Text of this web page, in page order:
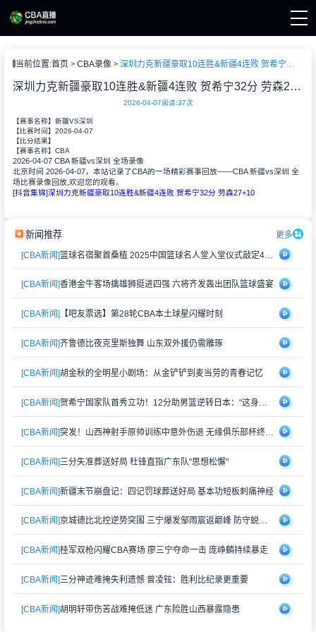
播
闻
当前位置:首页 CBA录像 深圳力克新疆豪取10连胜&新疆4连败 贺希宁32分 劳森27+10
深圳力克新疆豪取10连胜&新疆4连败 贺希宁32分 劳森27+10
2026-04-07阅读:37次
【赛事名称】 新疆VS深圳
【比赛时间】 2026-04-07
【比分结果】
【赛事名称】 CBA
2026-04-07 CBA 新疆vs深圳 全场录像
北京时间 2026-04-07，本站记录了CBA的一场精彩赛事回放——CBA 新疆vs深圳 全
场比赛录像回放,欢迎您的观看。
[抖音集锦]深圳力克新疆豪取10连胜&新疆4连败 贺希宁32分 劳森27+10
新闻推荐 更多
[CBA新闻] 篮球名宿聚首桑植 2025中国篮球名人堂入堂仪式敲定4月举办
[CBA新闻]香港金牛客场擒雄狮挺进四强 六将齐发轰出团队篮球盛宴
[CBA新闻] 【吧友票选】第28轮CBA本土球星闪耀时刻
[CBA新闻]齐鲁德比夜克里斯独舞 山东双外援仍需雕琢
[CBA新闻]胡金秋的全明星小剧场：从金铲铲到麦当劳的青春记忆
[CBA新闻] 贺希宁国家队首秀立功！12分助男篮逆转日本："这身战袍再累也值"
[CBA新闻] 突发！山西神射手原帅训练中意外伤退 无缘俱乐部杯终极对决
[CBA新闻]三分失准葬送好局 杜锋直指广东队"思想松懈"
[CBA新闻]新疆末节崩盘记：四记罚球葬送好局 基本功短板刺痛神经
[CBA新闻] 京城德比北控逆势突围 三宁爆发邹雨宸返巅峰 防守蜕变成关键
[CBA新闻]桂军双枪闪耀CBA赛场 廖三宁夺命一击 庞峥麟持续暴走
[CBA新闻]三分神迹难掩失利遗憾 曾凌铉：胜利比纪录更重要
[CBA新闻]胡明轩带伤苦战难掩低迷 广东险胜山西暴露隐患